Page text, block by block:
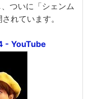
ついに「シェンム
れています。
- YouTube